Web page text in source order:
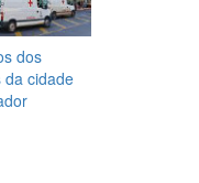
dos
da cidade